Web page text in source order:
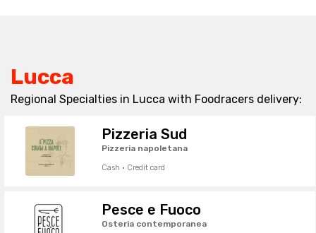
Lucca
Regional Specialties in Lucca with Foodracers delivery:
Pizzeria Sud
Pizzeria napoletana
Cash · Credit card
Pesce e Fuoco
Osteria contemporanea